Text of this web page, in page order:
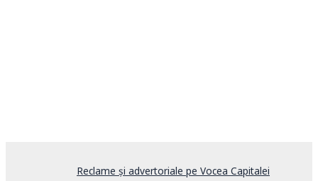
Reclame și advertoriale pe Vocea Capitalei